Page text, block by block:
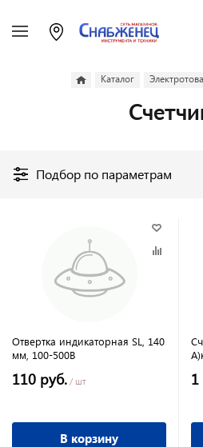
Каталог
Подбор по параметрам
Отвертка индикаторная SL, 140
мм, 100-500В
110 руб. / шт
В корзину